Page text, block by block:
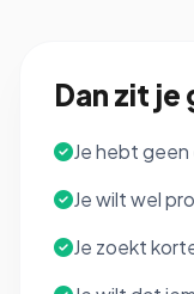
Dan zit je
Je hebt
Je wilt wel
Je zoekt